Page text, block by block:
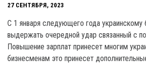
27 СЕНТЯБРЯ, 2023
C 1 января следующего года украинскому
выдержать очередной удар связанный с
Повышение зарплат принесет многим
бизнесменам это принесет